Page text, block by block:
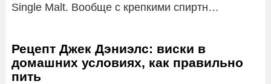
Single Malt. Вообще с крепкими спиртн…
Рецепт Джек Дэниэлс: виски в
домашних условиях, как правильно
пить